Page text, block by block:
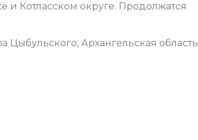
и Котласском округе. Продолжатся
Цыбульского, Архангельская область